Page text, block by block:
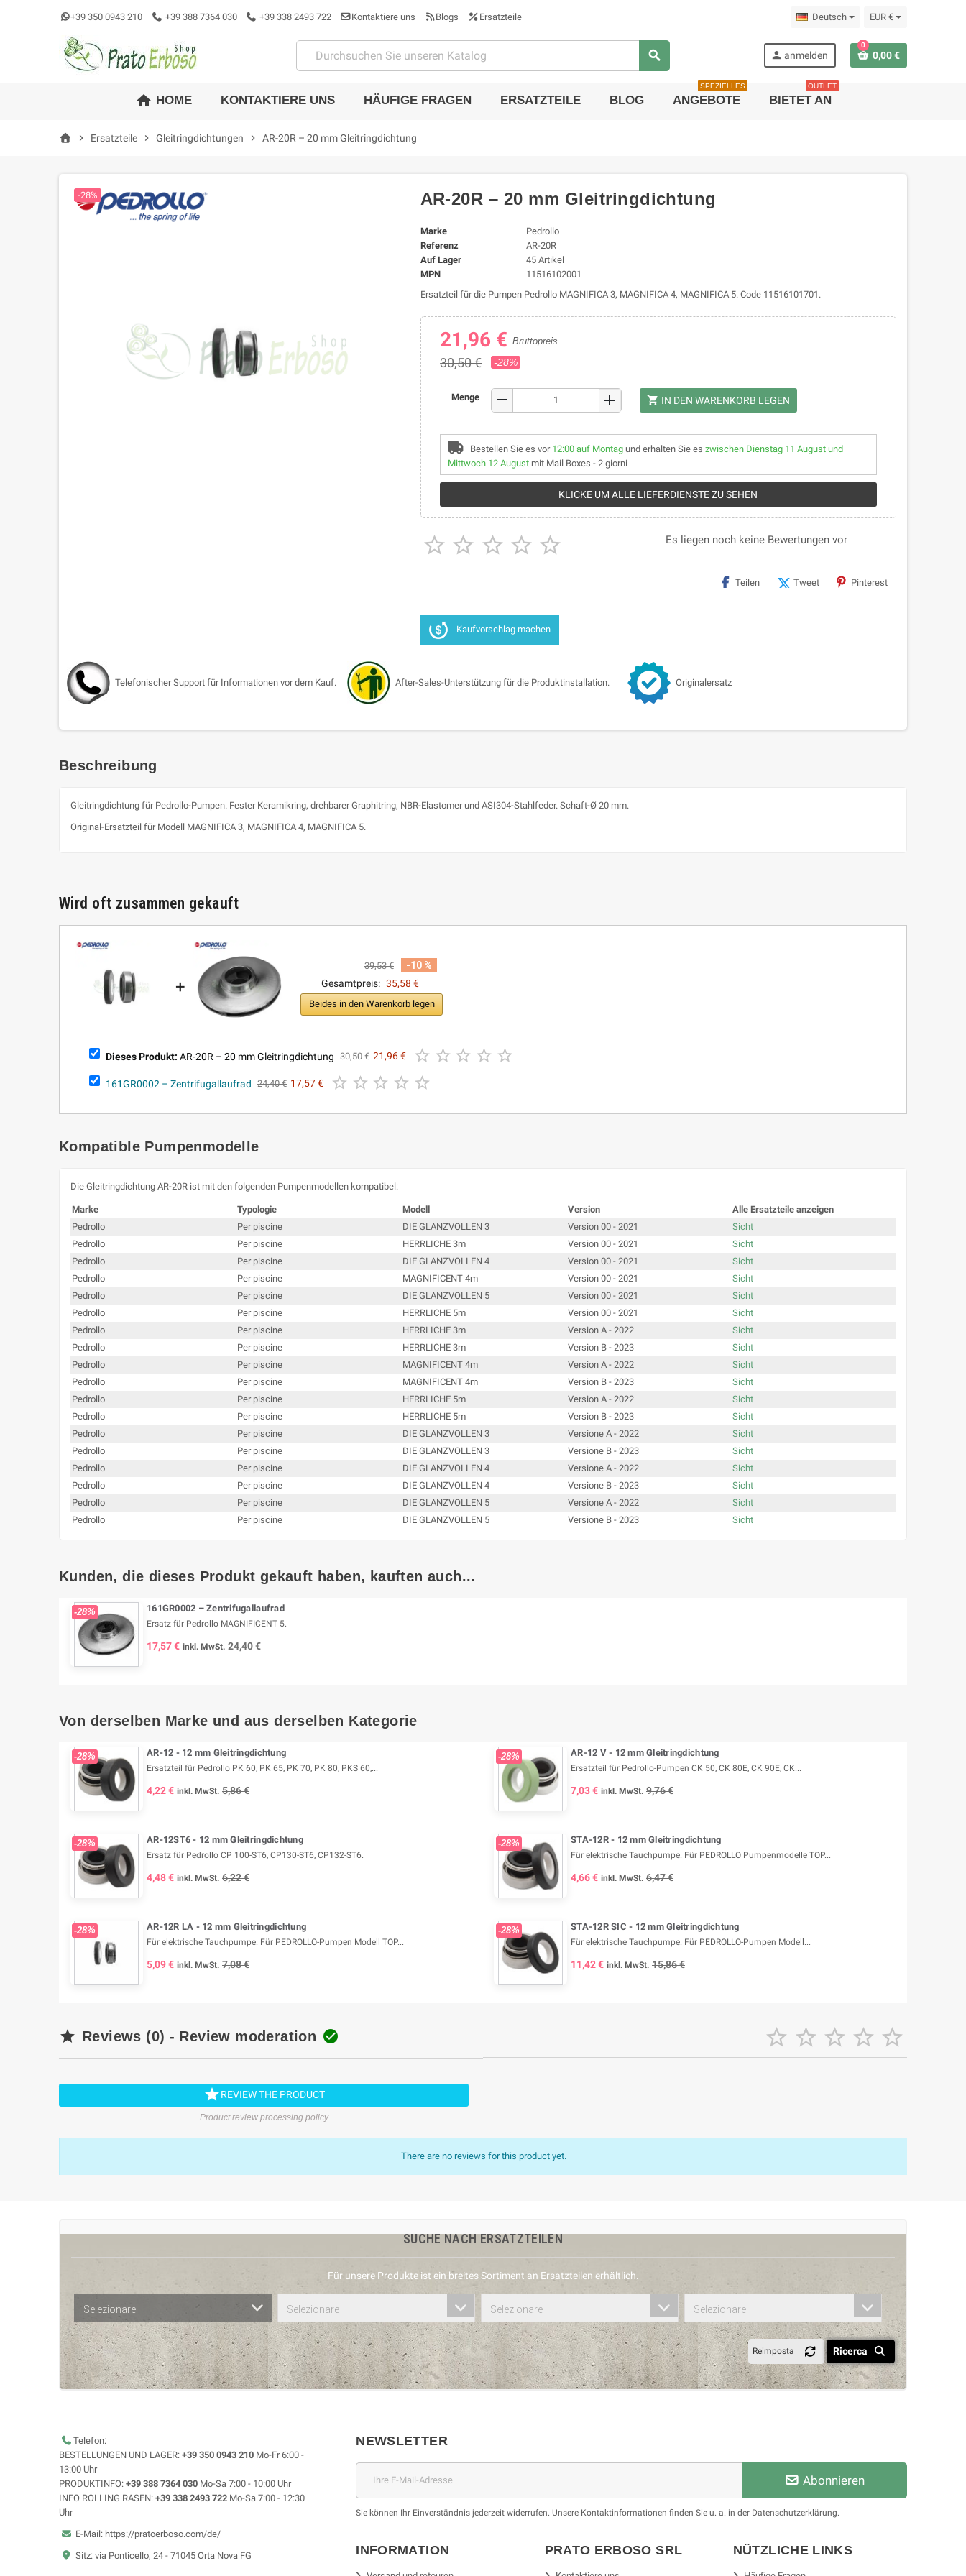
+39 350 0943 210 +39 388 7364 030 +39 338 2493 722 Kontaktiere uns Blogs Ersatzteile Deutsch EUR €
search person anmelden
0
0,00 €
home HOME KONTAKTIERE UNS HÄUFIGE FRAGEN ERSATZTEILE BLOG ANGEBOTE
SPEZIELLES
BIETET AN
OUTLET
chevron_right Ersatzteile chevron_right Gleitringdichtungen chevron_right AR-20R – 20 mm Gleitringdichtung
-28% AR-20R – 20 mm Gleitringdichtung
Marke
Pedrollo
Referenz
AR-20R
Auf Lager
45 Artikel
MPN
11516102001
Ersatzteil für die Pumpen Pedrollo MAGNIFICA 3, MAGNIFICA 4, MAGNIFICA 5. Code 11516101701.
21,96 € Bruttopreis
30,50 € -28%
Menge remove add shopping_cart IN DEN WARENKORB LEGEN
Bestellen Sie es vor 12:00 auf Montag und erhalten Sie es zwischen Dienstag 11 August und
Mittwoch 12 August mit Mail Boxes - 2 giorni
KLICKE UM ALLE LIEFERDIENSTE ZU SEHEN
     Es liegen noch keine Bewertungen vor
Teilen Tweet Pinterest
Kaufvorschlag machen
Telefonischer Support für Informationen vor dem Kauf. After-Sales-Unterstützung für die Produktinstallation. Originalersatz
Beschreibung
Gleitringdichtung für Pedrollo-Pumpen. Fester Keramikring, drehbarer Graphitring, NBR-Elastomer und ASI304-Stahlfeder. Schaft-Ø 20 mm.
Original-Ersatzteil für Modell MAGNIFICA 3, MAGNIFICA 4, MAGNIFICA 5.
Wird oft zusammen gekauft
+
39,53 €
-10 %
Gesamtpreis: 35,58 €
Beides in den Warenkorb legen
Dieses Produkt: AR-20R – 20 mm Gleitringdichtung 30,50 € 21,96 €     
161GR0002 – Zentrifugallaufrad 24,40 € 17,57 €     
Kompatible Pumpenmodelle
Die Gleitringdichtung AR-20R ist mit den folgenden Pumpenmodellen kompatibel:
Marke Typologie Modell Version
Alle Ersatzteile anzeigen
Pedrollo
Per piscine DIE GLANZVOLLEN 3 Version 00 - 2021
Sicht
Pedrollo
Per piscine HERRLICHE 3m Version 00 - 2021
Sicht
Pedrollo
Per piscine DIE GLANZVOLLEN 4 Version 00 - 2021
Sicht
Pedrollo
Per piscine MAGNIFICENT 4m Version 00 - 2021
Sicht
Pedrollo
Per piscine DIE GLANZVOLLEN 5 Version 00 - 2021
Sicht
Pedrollo
Per piscine HERRLICHE 5m Version 00 - 2021
Sicht
Pedrollo
Per piscine HERRLICHE 3m Version A - 2022
Sicht
Pedrollo
Per piscine HERRLICHE 3m Version B - 2023
Sicht
Pedrollo
Per piscine MAGNIFICENT 4m Version A - 2022
Sicht
Pedrollo
Per piscine MAGNIFICENT 4m Version B - 2023
Sicht
Pedrollo
Per piscine HERRLICHE 5m Version A - 2022
Sicht
Pedrollo
Per piscine HERRLICHE 5m Version B - 2023
Sicht
Pedrollo
Per piscine DIE GLANZVOLLEN 3 Versione A - 2022
Sicht
Pedrollo
Per piscine DIE GLANZVOLLEN 3 Versione B - 2023
Sicht
Pedrollo
Per piscine DIE GLANZVOLLEN 4 Versione A - 2022
Sicht
Pedrollo
Per piscine DIE GLANZVOLLEN 4 Versione B - 2023
Sicht
Pedrollo
Per piscine DIE GLANZVOLLEN 5 Versione A - 2022
Sicht
Pedrollo
Per piscine DIE GLANZVOLLEN 5 Versione B - 2023 Sicht
Kunden, die dieses Produkt gekauft haben, kauften auch...
-28% 161GR0002 – Zentrifugallaufrad
Ersatz für Pedrollo MAGNIFICENT 5.
17,57 € inkl. MwSt. 24,40 €
Von derselben Marke und aus derselben Kategorie
-28% AR-12 - 12 mm Gleitringdichtung
Ersatzteil für Pedrollo PK 60, PK 65, PK 70, PK 80, PKS 60,...
4,22 € inkl. MwSt. 5,86 €
-28% AR-12 V - 12 mm Gleitringdichtung
Ersatzteil für Pedrollo-Pumpen CK 50, CK 80E, CK 90E, CK...
7,03 € inkl. MwSt. 9,76 €
-28% AR-12ST6 - 12 mm Gleitringdichtung
Ersatz für Pedrollo CP 100-ST6, CP130-ST6, CP132-ST6.
4,48 € inkl. MwSt. 6,22 €
-28% STA-12R - 12 mm Gleitringdichtung
Für elektrische Tauchpumpe. Für PEDROLLO Pumpenmodelle TOP...
4,66 € inkl. MwSt. 6,47 €
-28% AR-12R LA - 12 mm Gleitringdichtung
Für elektrische Tauchpumpe. Für PEDROLLO-Pumpen Modell TOP...
5,09 € inkl. MwSt. 7,08 €
-28% STA-12R SIC - 12 mm Gleitringdichtung
Für elektrische Tauchpumpe. Für PEDROLLO-Pumpen Modell...
11,42 € inkl. MwSt. 15,86 €
 Reviews (0) - Review moderation      
REVIEW THE PRODUCT
Product review processing policy
There are no reviews for this product yet.
SUCHE NACH ERSATZTEILEN
Für unsere Produkte ist ein breites Sortiment an Ersatzteilen erhältlich.
Selezionare Selezionare Selezionare Selezionare
Reimposta Ricerca
Telefon:
BESTELLUNGEN UND LAGER: +39 350 0943 210 Mo-Fr 6:00 -
13:00 Uhr
PRODUKTINFO: +39 388 7364 030 Mo-Sa 7:00 - 10:00 Uhr
INFO ROLLING RASEN: +39 338 2493 722 Mo-Sa 7:00 - 12:30
Uhr
E-Mail: https://pratoerboso.com/de/
Sitz: via Ponticello, 24 - 71045 Orta Nova FG
NEWSLETTER
Abonnieren
Sie können Ihr Einverständnis jederzeit widerrufen. Unsere Kontaktinformationen finden Sie u. a. in der Datenschutzerklärung.
INFORMATION PRATO ERBOSOSRL NÜTZLICHE LINKS